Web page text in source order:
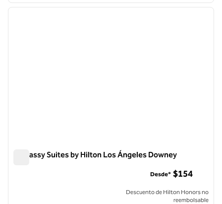
1 de 12
Embassy Suites by Hilton Los Ángeles Downey
Desde* $154
Descuento de Hilton Honors no
reembolsable